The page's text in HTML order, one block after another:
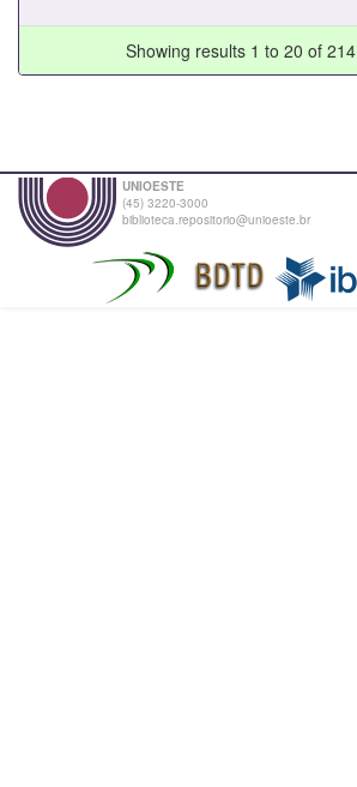
Showing results 1 to 20 of 214
UNIOESTE
(45) 3220-3000
biblioteca.repositorio@unioeste.br